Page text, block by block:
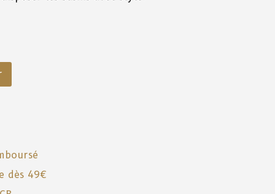
dès 49€